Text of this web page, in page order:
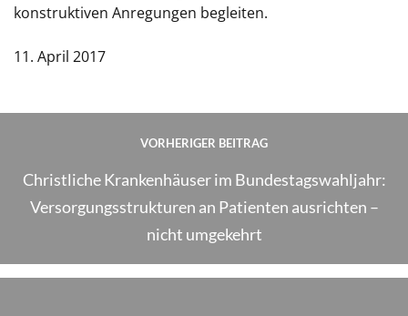
konstruktiven Anregungen begleiten.
11. April 2017
VORHERIGER BEITRAG
Christliche Krankenhäuser im Bundestagswahljahr:
Versorgungsstrukturen an Patienten ausrichten –
nicht umgekehrt